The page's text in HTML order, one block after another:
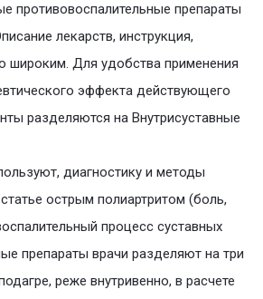
противовоспалительные препараты
лекарств, инструкция,
широким. Для удобства применения
эффекта действующего
разделяются на Внутрисуставные
диагностику и методы
острым полиартритом (боль,
процесс суставных
препараты врачи разделяют на три
реже внутривенно, в расчете